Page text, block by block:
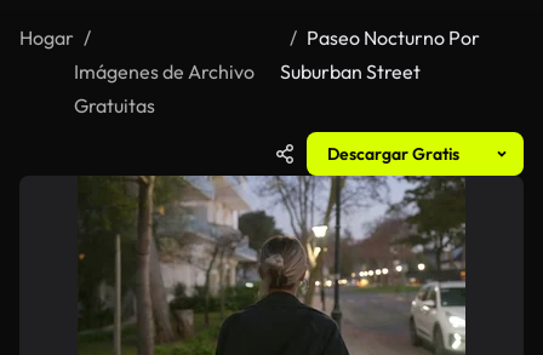
Hogar
Imágenes de Archivo
Gratuitas
Paseo Nocturno Por
Suburban Street
Descargar Gratis